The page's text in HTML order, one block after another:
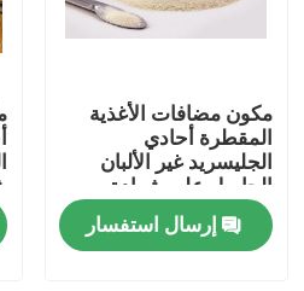
مستحلب الغذاء الصف
مستحلبات غذائية طبيعية
مكون مضافات الأغذية
المقطرة أحادي
الجليسريد غير الألبان
الحاصل على شهادة
FSSC
إرسال استفسار